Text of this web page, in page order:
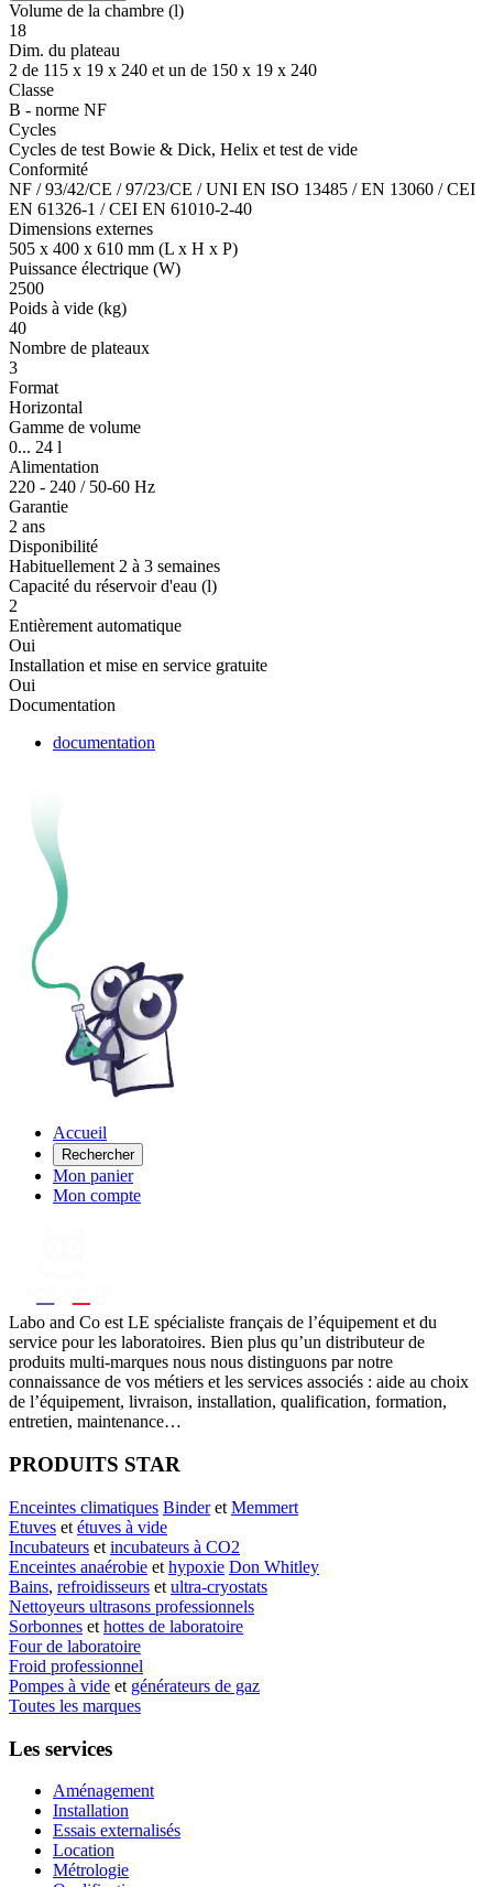
Volume de la chambre (l)
18
Dim. du plateau
2 de 115 x 19 x 240 et un de 150 x 19 x 240
Classe
B - norme NF
Cycles
Cycles de test Bowie & Dick, Helix et test de vide
Conformité
NF / 93/42/CE / 97/23/CE / UNI EN ISO 13485 / EN 13060 / CEI
EN 61326-1 / CEI EN 61010-2-40
Dimensions externes
505 x 400 x 610 mm (L x H x P)
Puissance électrique (W)
2500
Poids à vide (kg)
40
Nombre de plateaux
3
Format
Horizontal
Gamme de volume
0... 24 l
Alimentation
220 - 240 / 50-60 Hz
Garantie
2 ans
Disponibilité
Habituellement 2 à 3 semaines
Capacité du réservoir d'eau (l)
2
Entièrement automatique
Oui
Installation et mise en service gratuite
Oui
Documentation
documentation
Accueil
Rechercher
Mon panier
Mon compte
Labo and Co est LE spécialiste français de l’équipement et du
service pour les laboratoires. Bien plus qu’un distributeur de
produits multi-marques nous nous distinguons par notre
connaissance de vos métiers et les services associés : aide au choix
de l’équipement, livraison, installation, qualification, formation,
entretien, maintenance…
PRODUITS STAR
Enceintes climatiques Binderet Memmert
Etuves et étuves à vide
Incubateurs et incubateurs à CO2
Enceintes anaérobie et hypoxie Don Whitley
Bains, refroidisseurs et ultra-cryostats
Nettoyeurs ultrasons professionnels
Sorbonnes et hottes de laboratoire
Four de laboratoire
Froid professionnel
Pompes à vide et générateurs de gaz
Toutes les marques
Les services
Aménagement
Installation
Essais externalisés
Location
Métrologie